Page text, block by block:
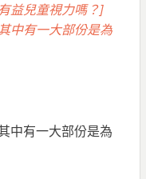
益兒童視力嗎？]
中有一大部份是為
中有一大部份是為